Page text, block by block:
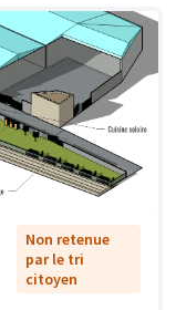
Non retenue
par le tri
citoyen